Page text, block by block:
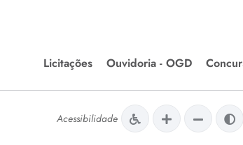
Licitações
Editais de Licitações
Ouvidoria - OGD
Meio Ambiente
Acessibilidade